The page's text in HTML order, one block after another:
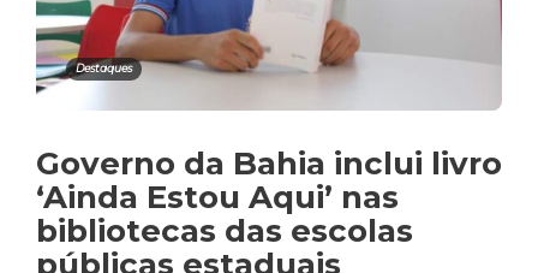
Destaques
Governo da Bahia inclui livro
‘Ainda Estou Aqui’ nas
bibliotecas das escolas
públicas estaduais